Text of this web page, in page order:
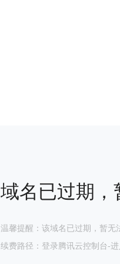
域名已过期，
温馨提醒：该域名已过期，暂无
续费路径：登录腾讯云控制台-